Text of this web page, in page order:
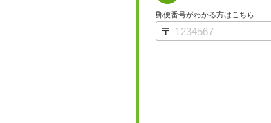
郵便番号がわかる方はこちら